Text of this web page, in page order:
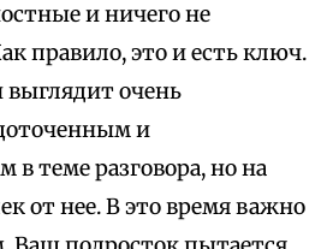
и ничего не
правило, это и есть ключ.
очень
и
в теме разговора, но на
от нее. В это время важно